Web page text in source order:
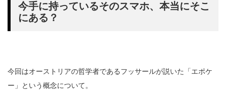
今手に持っているそのスマホ、本当にそこ
にある？
今回はオーストリアの哲学者であるフッサールが説いた「エポケ
ー」という概念について。